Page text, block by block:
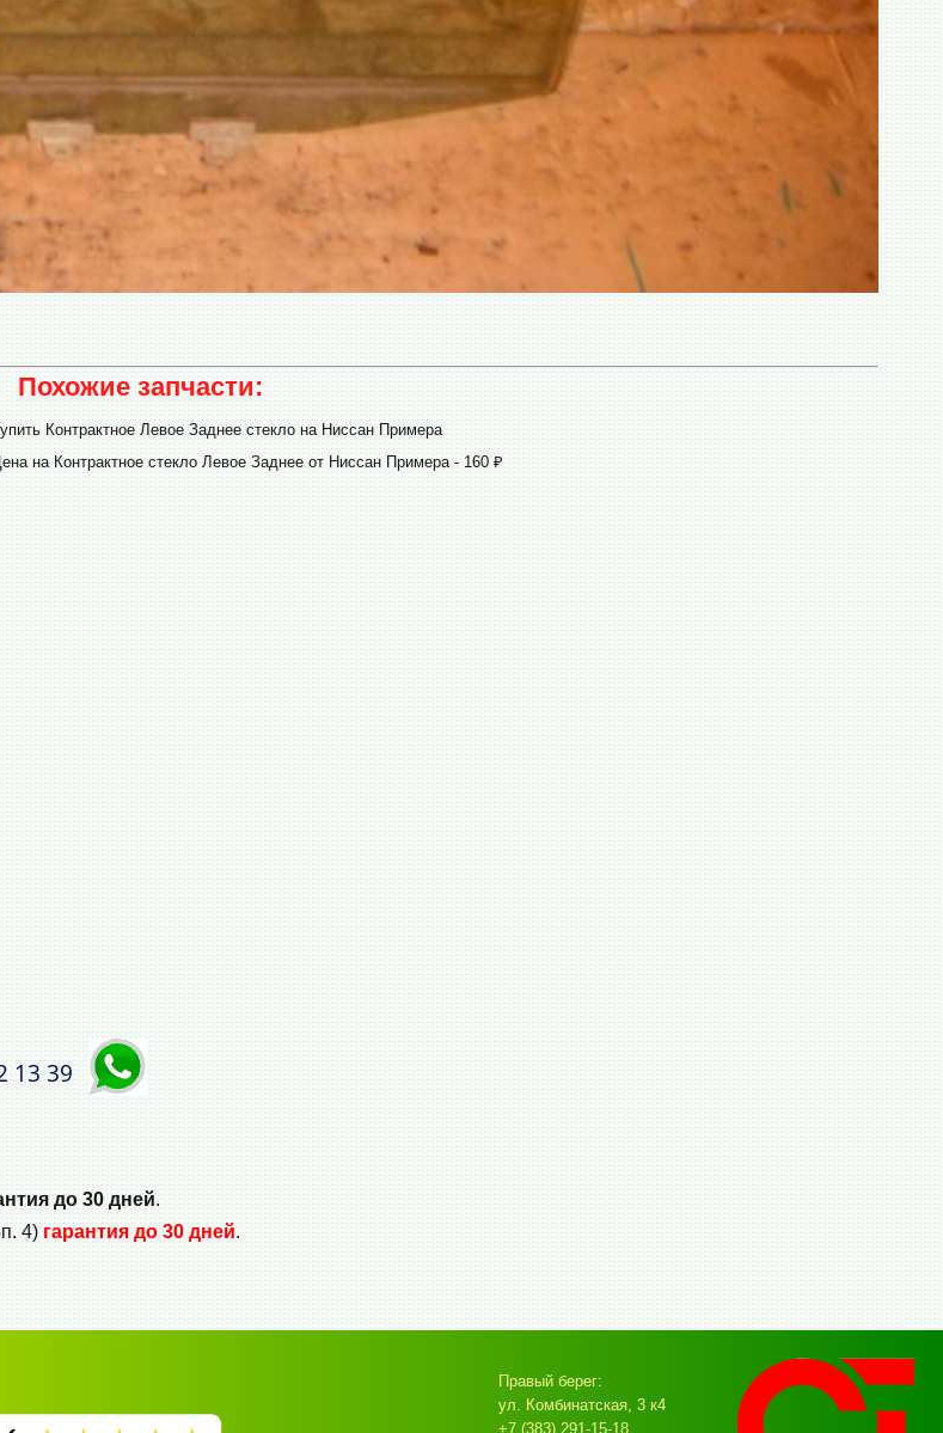
Похожие запчасти:
Контрактное Левое Заднее стекло на Ниссан Примера
на Контрактное стекло Левое Заднее от Ниссан Примера - 160 ₽
13 39
до 30 дней.
4)гарантия до 30 дней.
Правый берег:
ул. Комбинатская, 3 к4
+7 (383) 291-15-18